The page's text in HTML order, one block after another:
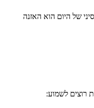
של היום הוא האזנה